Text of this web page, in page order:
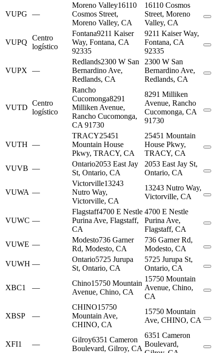
VUPG —
Moreno Valley16110
Cosmos Street,
Moreno Valley, CA
16110 Cosmos
Street, Moreno
Valley, CA
VUPQ
Centro
logístico
Fontana9211 Kaiser
Way, Fontana, CA
92335
9211 Kaiser Way,
Fontana, CA
92335
VUPX —
Redlands2300 W San
Bernardino Ave,
Redlands, CA
2300 W San
Bernardino Ave,
Redlands, CA
VUTD
Centro
logístico
Rancho
Cucomonga8291
Milliken Avenue,
Rancho Cucomonga,
CA 91730
8291 Milliken
Avenue, Rancho
Cucomonga, CA
91730
VUTH —
TRACY25451
Mountain House
Pkwy, TRACY, CA
25451 Mountain
House Pkwy,
TRACY, CA
VUVB —
Ontario2053 East Jay
St, Ontario, CA
2053 East Jay St,
Ontario, CA
VUWA —
Victorville13243
Nutro Way,
Victorville, CA
13243 Nutro Way,
Victorville, CA
VUWC —
Flagstaff4700 E Nestle
Purina Ave, Flagstaff,
CA
4700 E Nestle
Purina Ave,
Flagstaff, CA
VUWE —
Modesto736 Garner
Rd, Modesto, CA
736 Garner Rd,
Modesto, CA
VUWH —
Ontario5725 Jurupa
St, Ontario, CA
5725 Jurupa St,
Ontario, CA
XBC1 —
Chino15750 Mountain
Avenue, Chino, CA
15750 Mountain
Avenue, Chino,
CA
XBSP —
CHINO15750
Mountain Ave,
CHINO, CA
15750 Mountain
Ave, CHINO, CA
XFI1 —
Gilroy6351 Cameron
Boulevard, Gilroy, CA
6351 Cameron
Boulevard,